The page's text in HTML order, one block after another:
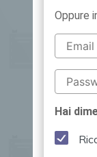
Oppure
Hai